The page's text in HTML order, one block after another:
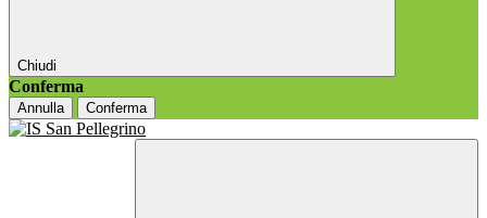
Chiudi
Conferma
Annulla Conferma